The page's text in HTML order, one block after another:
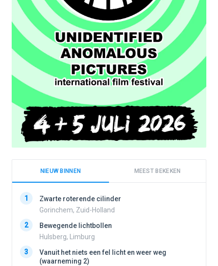
NIEUW BINNEN MEEST BEKEKEN
1
Zwarte roterende cilinder
Gorinchem, Zuid-Holland
2
Bewegende lichtbollen
Hulsberg, Limburg
3
Vanuit het niets een fel licht en weer weg
(waarneming 2)